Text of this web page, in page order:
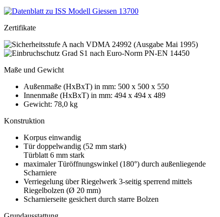
Zertifikate
Maße und Gewicht
Außenmaße (HxBxT) in mm: 500 x 500 x 550
Innenmaße (HxBxT) in mm: 494 x 494 x 489
Gewicht: 78,0 kg
Konstruktion
Korpus einwandig
Tür doppelwandig (52 mm stark)
Türblatt 6 mm stark
maximaler Türöffnungswinkel (180°) durch außenliegende
Scharniere
Verriegelung über Riegelwerk 3-seitig sperrend mittels
Riegelbolzen (Ø 20 mm)
Scharnierseite gesichert durch starre Bolzen